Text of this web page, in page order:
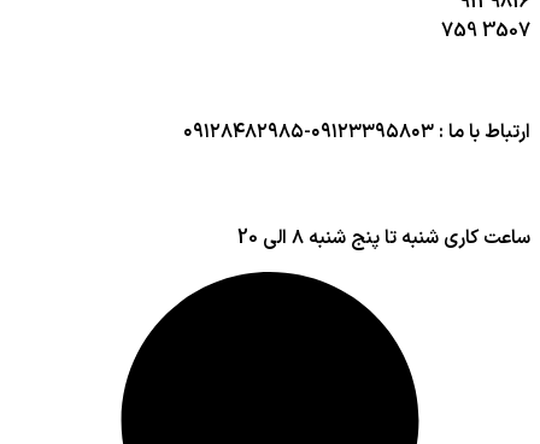
3507
759
ارتباط با ما : ۰۹۱۲۳۳۹۵۸۰۳-۰۹۱۲۸۴۸۲۹۸۵
ساعت کاری شنبه تا پنج شنبه ۸ الی 20